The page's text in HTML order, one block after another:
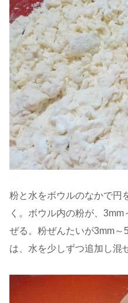
粉と水をボウルのなかで円
く。ボウル内の粉が、
ぜる。粉ぜんたいが3mm～
は、水を少しずつ追加し混